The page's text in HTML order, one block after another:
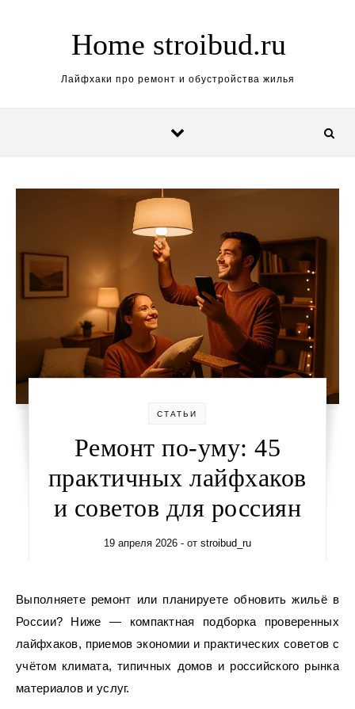
Home stroibud.ru
Лайфхаки про ремонт и обустройства жилья
СТАТЬИ
Ремонт по‑уму: 45
практичных лайфхаков
и советов для россиян
19 апреля 2026 - от stroibud_ru
Выполняете ремонт или планируете обновить жильё в
России? Ниже — компактная подборка проверенных
лайфхаков, приемов экономии и практических советов с
учётом климата, типичных домов и российского рынка
материалов и услуг.